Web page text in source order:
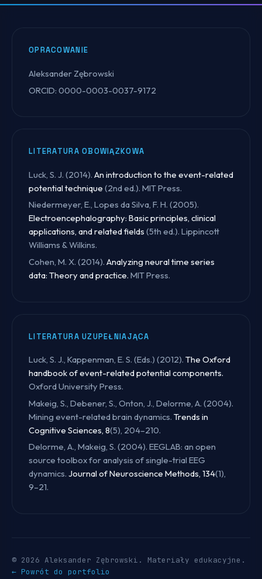
OPRACOWANIE
Aleksander Zębrowski
ORCID: 0000-0003-0037-9172
LITERATURA OBOWIĄZKOWA
Luck, S. J. (2014). An introduction to the event-related
potential technique (2nd ed.). MIT Press.
Niedermeyer, E., Lopes da Silva, F. H. (2005).
Electroencephalography: Basic principles, clinical
applications, and related fields (5th ed.). Lippincott
Williams & Wilkins.
Cohen, M. X. (2014). Analyzing neural time series
data: Theory and practice. MIT Press.
LITERATURA UZUPEŁNIAJĄCA
Luck, S. J., Kappenman, E. S. (Eds.) (2012). The Oxford
handbook of event-related potential components.
Oxford University Press.
Makeig, S., Debener, S., Onton, J., Delorme, A. (2004).
Mining event-related brain dynamics. Trends in
Cognitive Sciences, 8(5), 204–210.
Delorme, A., Makeig, S. (2004). EEGLAB: an open
source toolbox for analysis of single-trial EEG
dynamics. Journal of Neuroscience Methods, 134(1),
9–21.
© 2026 Aleksander Zębrowski. Materiały edukacyjne.
← Powrót do portfolio